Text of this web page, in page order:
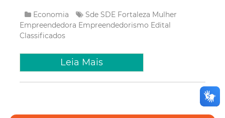
Economia Sde SDE Fortaleza Mulher
Empreendedora Empreendedorismo Edital
Classificados
Leia Mais